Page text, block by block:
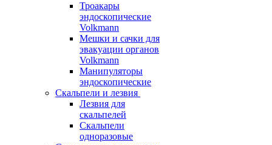
Троакары
эндоскопические
Volkmann
Мешки и сачки для
эвакуации органов
Volkmann
Манипуляторы
эндоскопические
Скальпели и лезвия
Лезвия для
скальпелей
Скальпели
одноразовые